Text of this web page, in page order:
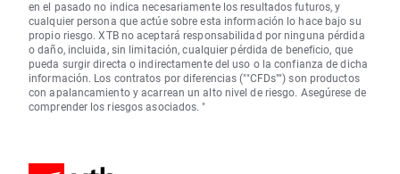
en el pasado no indica necesariamente los resultados futuros, y
cualquier persona que actúe sobre esta información lo hace bajo su
propio riesgo. XTB no aceptará responsabilidad por ninguna pérdida
o daño, incluida, sin limitación, cualquier pérdida de beneficio, que
pueda surgir directa o indirectamente del uso o la confianza de dicha
información. Los contratos por diferencias (""CFDs"") son productos
con apalancamiento y acarrean un alto nivel de riesgo. Asegúrese de
comprender los riesgos asociados. "